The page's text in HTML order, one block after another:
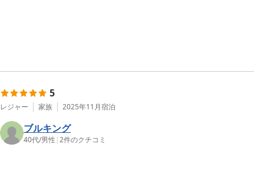
5
レジャー 家族 2025年11月宿泊
ブルキング
40代/男性 |2件のクチコミ